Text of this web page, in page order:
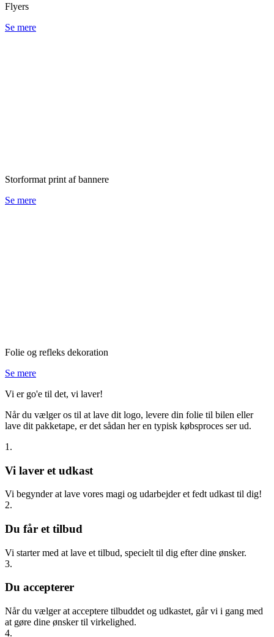
Flyers
Se mere
Storformat print af bannere
Se mere
Folie og refleks dekoration
Se mere
Vi er go'e til det, vi laver!
Når du vælger os til at lave dit logo, levere din folie til bilen eller
lave dit pakketape, er det sådan her en typisk købsproces ser ud.
1.
Vi laver et udkast
Vi begynder at lave vores magi og udarbejder et fedt udkast til dig!
2.
Du får et tilbud
Vi starter med at lave et tilbud, specielt til dig efter dine ønsker.
3.
Du accepterer
Når du vælger at acceptere tilbuddet og udkastet, går vi i gang med
at gøre dine ønsker til virkelighed.
4.